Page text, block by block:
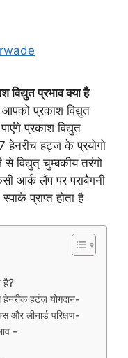
विद्युत प्रभाव क्या है
प्रकाश विद्युत
प्रकाश विद्युत
हेनरीच हट्ज के प्रयोगो
से विद्युत् चुम्बकीय तरंगो
आर्क लैंप पर पराबैगनी
प्राप्त होता है
है?
हर्टज़ योगदान-
और लीनार्ड परिक्षण-
–